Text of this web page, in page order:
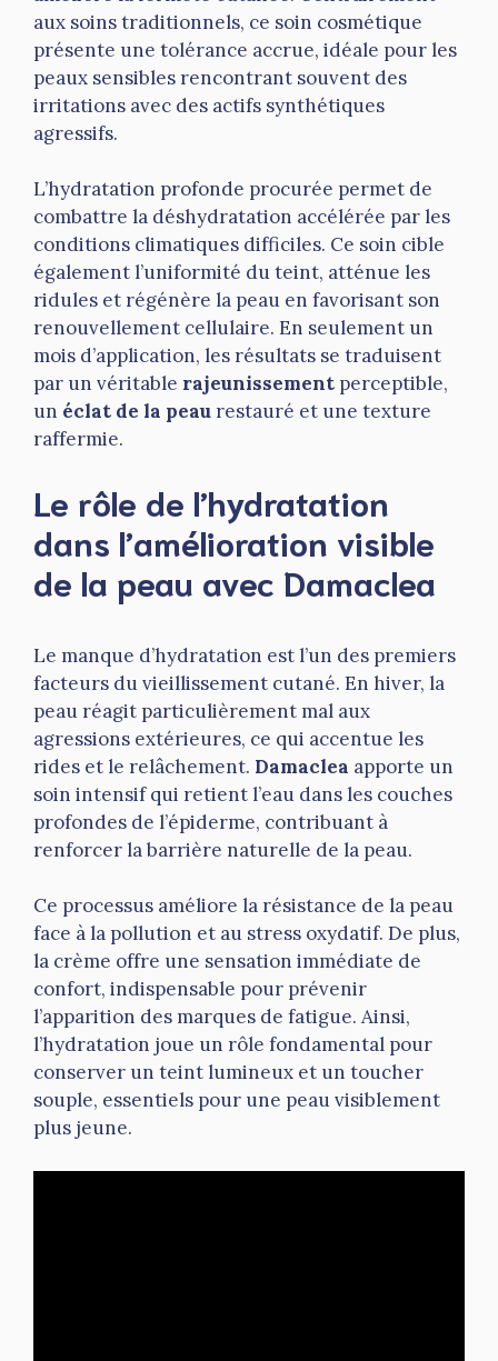
aux soins traditionnels, ce soin cosmétique
présente une tolérance accrue, idéale pour les
peaux sensibles rencontrant souvent des
irritations avec des actifs synthétiques
agressifs.
L’hydratation profonde procurée permet de
combattre la déshydratation accélérée par les
conditions climatiques difficiles. Ce soin cible
également l’uniformité du teint, atténue les
ridules et régénère la peau en favorisant son
renouvellement cellulaire. En seulement un
mois d’application, les résultats se traduisent
par un véritable rajeunissement perceptible,
un éclat de la peau restauré et une texture
raffermie.
Le rôle de l’hydratation
dans l’amélioration visible
de la peau avec Damaclea
Le manque d’hydratation est l’un des premiers
facteurs du vieillissement cutané. En hiver, la
peau réagit particulièrement mal aux
agressions extérieures, ce qui accentue les
rides et le relâchement. Damaclea apporte un
soin intensif qui retient l’eau dans les couches
profondes de l’épiderme, contribuant à
renforcer la barrière naturelle de la peau.
Ce processus améliore la résistance de la peau
face à la pollution et au stress oxydatif. De plus,
la crème offre une sensation immédiate de
confort, indispensable pour prévenir
l’apparition des marques de fatigue. Ainsi,
l’hydratation joue un rôle fondamental pour
conserver un teint lumineux et un toucher
souple, essentiels pour une peau visiblement
plus jeune.